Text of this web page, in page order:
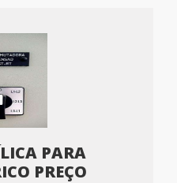
PARA
PREÇO